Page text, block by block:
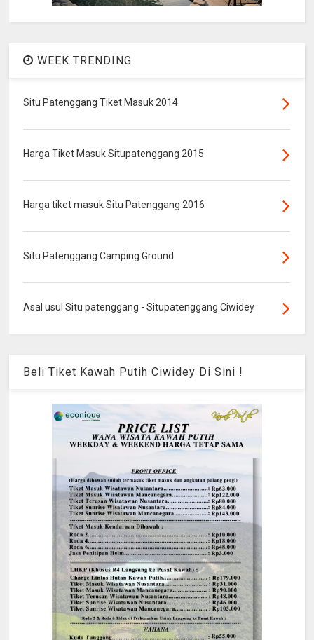
WEEK TRENDING
Situ Patenggang Tiket Masuk 2014
Harga Tiket Masuk Situpatenggang 2015
Harga tiket masuk Situ Patenggang 2016
Situ Patenggang Camping Ground
Asal usul Situ patenggang - Situpatenggang Ciwidey
Beli Tiket Kawah Putih Ciwidey Di Sini !